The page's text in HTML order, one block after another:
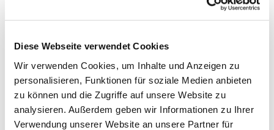
Diese Webseite verwendet Cookies
Wir verwenden Cookies, um Inhalte und Anzeigen zu
personalisieren, Funktionen für soziale Medien anbieten
zu können und die Zugriffe auf unsere Website zu
analysieren. Außerdem geben wir Informationen zu Ihrer
Verwendung unserer Website an unsere Partner für